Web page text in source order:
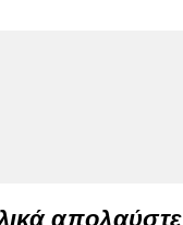
απολαύστε